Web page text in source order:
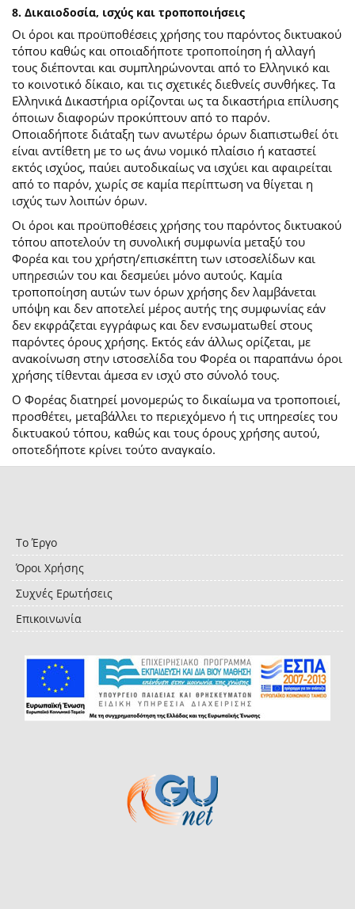
8. Δικαιοδοσία, ισχύς και τροποποιήσεις
Οι όροι και προϋποθέσεις χρήσης του παρόντος δικτυακού
τόπου καθώς και οποιαδήποτε τροποποίηση ή αλλαγή
τους διέπονται και συμπληρώνονται από το Ελληνικό και
το κοινοτικό δίκαιο, και τις σχετικές διεθνείς συνθήκες. Τα
Ελληνικά Δικαστήρια ορίζονται ως τα δικαστήρια επίλυσης
όποιων διαφορών προκύπτουν από το παρόν.
Οποιαδήποτε διάταξη των ανωτέρω όρων διαπιστωθεί ότι
είναι αντίθετη με το ως άνω νομικό πλαίσιο ή καταστεί
εκτός ισχύος, παύει αυτοδικαίως να ισχύει και αφαιρείται
από το παρόν, χωρίς σε καμία περίπτωση να θίγεται η
ισχύς των λοιπών όρων.
Οι όροι και προϋποθέσεις χρήσης του παρόντος δικτυακού
τόπου αποτελούν τη συνολική συμφωνία μεταξύ του
Φορέα και του χρήστη/επισκέπτη των ιστοσελίδων και
υπηρεσιών του και δεσμεύει μόνο αυτούς. Καμία
τροποποίηση αυτών των όρων χρήσης δεν λαμβάνεται
υπόψη και δεν αποτελεί μέρος αυτής της συμφωνίας εάν
δεν εκφράζεται εγγράφως και δεν ενσωματωθεί στους
παρόντες όρους χρήσης. Εκτός εάν άλλως ορίζεται, με
ανακοίνωση στην ιστοσελίδα του Φορέα οι παραπάνω όροι
χρήσης τίθενται άμεσα εν ισχύ στο σύνολό τους.
Ο Φορέας διατηρεί μονομερώς το δικαίωμα να τροποποιεί,
προσθέτει, μεταβάλλει το περιεχόμενο ή τις υπηρεσίες του
δικτυακού τόπου, καθώς και τους όρους χρήσης αυτού,
οποτεδήποτε κρίνει τούτο αναγκαίο.
Το Έργο
Όροι Χρήσης
Συχνές Ερωτήσεις
Επικοινωνία